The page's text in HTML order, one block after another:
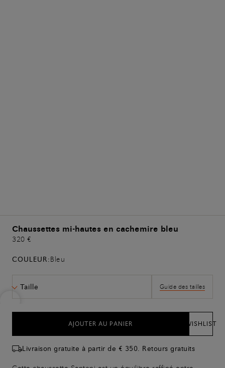
Chaussettes mi-hautes en cachemire bleu
320 €
COULEUR:Bleu
Taille Guide des tailles
AJOUTER AU PANIER WISHLIST
Livraison gratuite à partir de € 350. Retours gratuits